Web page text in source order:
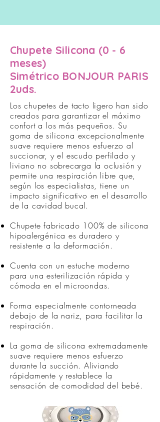
Chupete Silicona (0 - 6
meses)
Simétrico BONJOUR PARIS
2uds.
Los chupetes de tacto ligero han sido
creados para garantizar el máximo
confort a los más pequeños. Su
goma de silicona excepcionalmente
suave requiere menos esfuerzo al
succionar, y el escudo perfilado y
liviano no sobrecarga la oclusión y
permite una respiración libre que,
según los especialistas, tiene un
impacto significativo en el desarrollo
de la cavidad bucal.
Chupete fabricado 100% de silicona
hipoalergénica es duradero y
resistente a la deformación.
Cuenta con un estuche moderno
para una esterilización rápida y
cómoda en el microondas.
Forma especialmente contorneada
debajo de la nariz, para facilitar la
respiración.
La goma de silicona extremadamente
suave requiere menos esfuerzo
durante la succión. Aliviando
rápidamente y restablece la
sensación de comodidad del bebé.